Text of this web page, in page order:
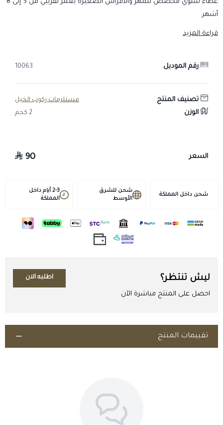
غطاء شتوي مخصص للمهر والأفراس الصغيرة بعمر تقريبي من 5 إلى 8
أشهر.
قبل الشراء
تأكد من أن الغطاء لا يسبب احتكاكًا أو انزعاجًا للحصان.
اتبع تعليمات الغسيل والعناية المرفقة بالمنتج إن وجدت، واتركه يجف
قبل إعادة الاستخدام.
قراءة المزيد
رقم الموديل 10063
تصنيف المنتج مستلزمات ركوب الخيل
الوزن 2 كجم
السعر 90
شحن داخل المملكة
شحن للشرق
الأوسط
2-3 أيام داخل
المملكة
ليش تنتظر؟
احصل على المنتج مباشرة الآن
اطلبه الان
اطلب المنتج
تقييمات المنتج